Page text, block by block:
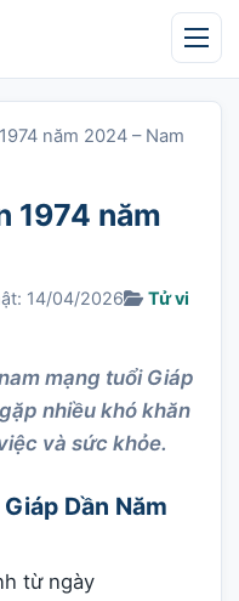
năm 2024 – Nam
1974 năm
14/04/2026
Tử vi
mạng tuổi Giáp
nhiều khó khăn
và sức khỏe.
Dần Năm
từ ngày